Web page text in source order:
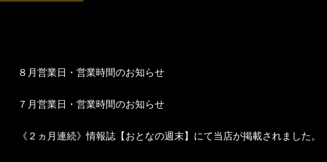
８月営業日・営業時間のお知らせ
７月営業日・営業時間のお知らせ
《２ヵ月連続》情報誌【おとなの週末】にて当店が掲載されました。